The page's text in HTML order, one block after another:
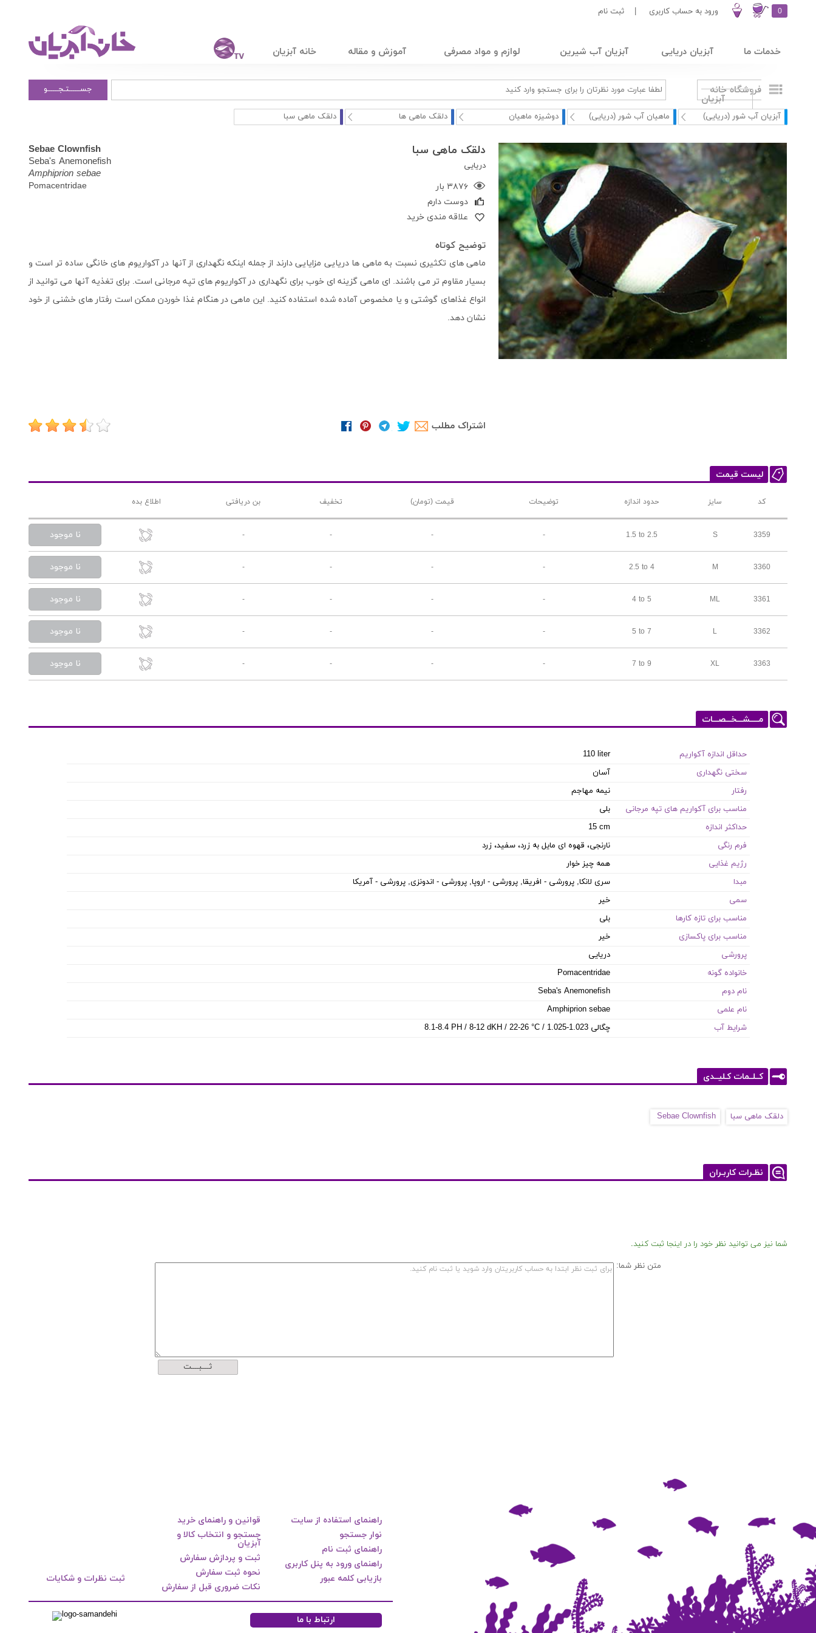
0 ورود به حساب کاربری ثبت نام
خدمات ما آبزیان دریایی آبزیان آب شیرین لوازم و مواد مصرفی آموزش و مقاله خانه آبزیان
فروشگاه خانه
آبزیان
جســــــتـجــــــو
آبزیان آب شور (دریایی) ماهیان آب شور (دریایی) دوشیزه ماهیان دلقک ماهی ها دلقک ماهی سبا
دلقک ماهی سبا
دریایی
۳۸۷۶ بار
دوست دارم
علاقه مندی خرید
Sebae Clownfish
Seba's Anemonefish
Amphiprion sebae
Pomacentridae
توضیح کوتاه
ماهی های تکثیری نسبت به ماهی ها دریایی مزایایی دارند از جمله اینکه نگهداری از آنها در آکواریوم های خانگی ساده تر است و
بسیار مقاوم تر می باشند. ای ماهی گزینه ای خوب برای نگهداری در آکواریوم های تپه مرجانی است. برای تغذیه آنها می توانید از
انواع غذاهای گوشتی و یا مخصوص آماده شده استفاده کنید. این ماهی در هنگام غذا خوردن ممکن است رفتار های خشنی از خود
نشان دهد.
اشتراک مطلب
لیست قیمت
کد سایز حدود اندازه توضیحات قیمت (تومان) تخفیف بن دریافتی اطلاع بده
3359
S
1.5 to 2.5
-
-
-
- نا موجود
3360
M
2.5 to 4
-
-
-
- نا موجود
3361
ML
4 to 5
-
-
-
- نا موجود
3362
L
5 to 7
-
-
-
- نا موجود
3363
XL
7 to 9
-
-
-
- نا موجود
مـــــشـــخـــصـــات
حداقل اندازه آکواریم
110 liter
سختی نگهداری
آسان
رفتار
نیمه مهاجم
مناسب برای آکواریم های تپه مرجانی
بلی
حداکثر اندازه
15 cm
فرم رنگی
نارنجی، قهوه ای مایل به زرد، سفید، زرد
رژیم غذایی
همه چیز خوار
مبدا
سری لانکا, پرورشی - افریقا, پرورشی - اروپا, پرورشی - اندونزی, پرورشی - آمریکا
سمی
خیر
مناسب برای تازه کارها
بلی
مناسب برای پاکسازی
خیر
پرورشی
دریایی
خانواده گونه
Pomacentridae
نام دوم
Seba's Anemonefish
نام علمی
Amphiprion sebae
شرایط آب
8.1-8.4 PH / 8-12 dKH / 22-26 °C / چگالی 1.023-1.025
کــلــمات کـلیــدی
دلقک ماهی سبا Sebae Clownfish
نظـرات کاربـران
شما نیز می توانید نظر خود را در اینجا ثبت کنید.
متن نظر شما:
ثــــبــــت
راهنمای استفاده از سایت
نوار جستجو
راهنمای ثبت نام
راهنمای ورود به پنل کاربری
بازیابی کلمه عبور
قوانین و راهنمای خرید
جستجو و انتخاب کالا و
آبزیان
ثبت و پردازش سفارش
نحوه ثبت سفارش
نکات ضروری قبل از سفارش
ثبت نظرات و شکایات
ارتباط با ما